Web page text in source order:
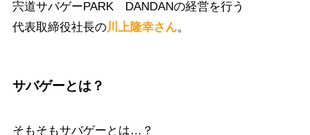
宍道サバゲーPARK DANDANの経営を行う
代表取締役社長の川上隆幸さん。
サバゲーとは？
そもそもサバゲーとは…？